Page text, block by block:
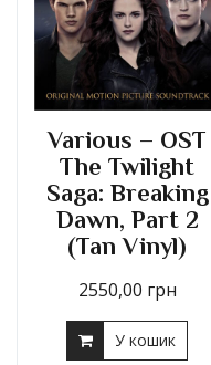
Various – OST
The Twilight
Saga: Breaking
Dawn, Part 2
(Tan Vinyl)
2550,00 грн
У кошик